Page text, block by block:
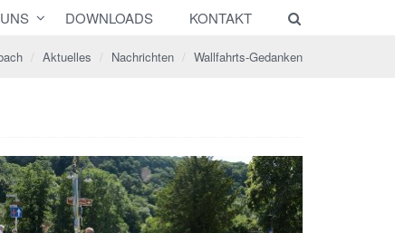
DOWNLOADS KONTAKT
Aktuelles Nachrichten Wallfahrts-Gedanken